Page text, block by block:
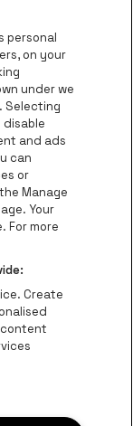
Software logo
van Lotto
Ga naar de
Ga naar de
Cola
de website van
Ga naar de
van
de website
be•at
0067 - BIC:
personal
on your
under we
Selecting
disable
and ads
can
or
Manage
Your
For more
Create